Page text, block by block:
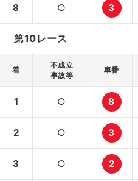
8 ○ 3
第10レース
着
不成立
事故等
車番
1 ○ 8
2 ○ 3
3 ○ 2